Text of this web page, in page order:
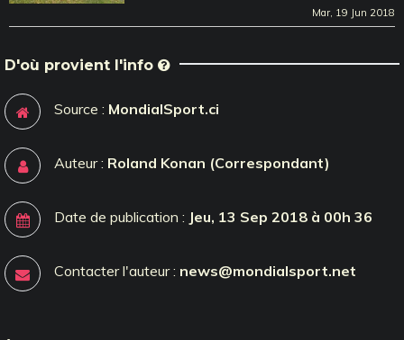
Mar, 19 Jun 2018
D'où provient l'info
Source : MondialSport.ci
Auteur : Roland Konan (Correspondant)
Date de publication : Jeu, 13 Sep 2018 à 00h 36
Contacter l'auteur : news@mondialsport.net